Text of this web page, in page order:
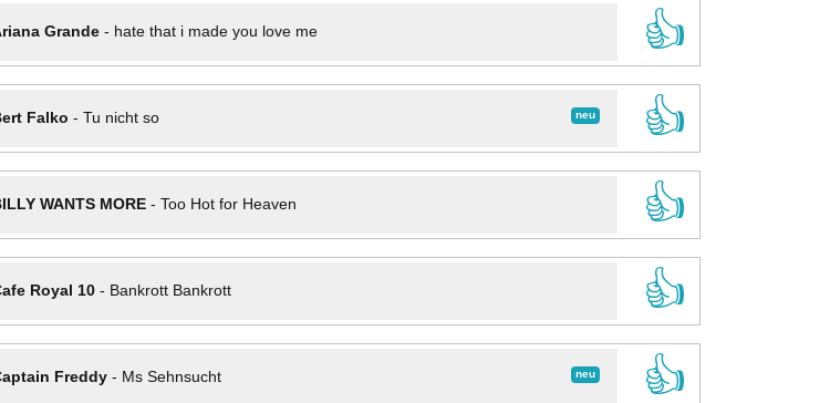
Grande- hate that i made you love me
👍
neu
Falko - Tu nicht so
👍
WANTS MORE- Too Hot for Heaven
👍
Royal 10- Bankrott Bankrott
👍
neu
Freddy- Ms Sehnsucht
👍